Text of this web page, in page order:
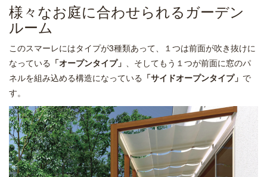
様々なお庭に合わせられるガーデン
ルーム
このスマーレにはタイプが3種類あって、１つは前面が吹き抜けに
なっている 「オープンタイプ」 、そしてもう１つが前面に窓のパ
ネルを組み込める構造になっている 「サイドオープンタイプ」 で
す。